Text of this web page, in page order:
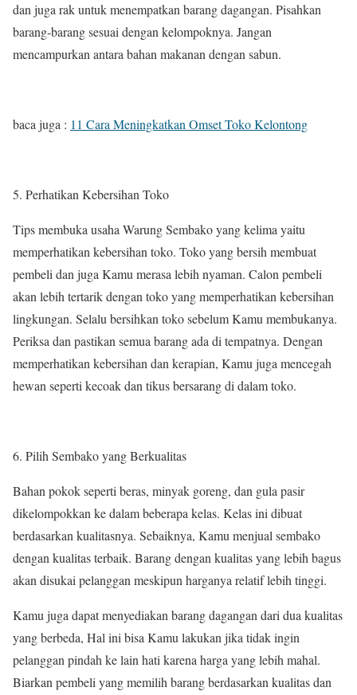
dan juga rak untuk menempatkan barang dagangan. Pisahkan
barang-barang sesuai dengan kelompoknya. Jangan
mencampurkan antara bahan makanan dengan sabun.
baca juga : 11 Cara Meningkatkan Omset Toko Kelontong
Perhatikan Kebersihan Toko
Tips membuka usaha Warung Sembako yang kelima yaitu
memperhatikan kebersihan toko. Toko yang bersih membuat
pembeli dan juga Kamu merasa lebih nyaman. Calon pembeli
akan lebih tertarik dengan toko yang memperhatikan kebersihan
lingkungan. Selalu bersihkan toko sebelum Kamu membukanya.
Periksa dan pastikan semua barang ada di tempatnya. Dengan
memperhatikan kebersihan dan kerapian, Kamu juga mencegah
hewan seperti kecoak dan tikus bersarang di dalam toko.
Pilih Sembako yang Berkualitas
Bahan pokok seperti beras, minyak goreng, dan gula pasir
dikelompokkan ke dalam beberapa kelas. Kelas ini dibuat
berdasarkan kualitasnya. Sebaiknya, Kamu menjual sembako
dengan kualitas terbaik. Barang dengan kualitas yang lebih bagus
akan disukai pelanggan meskipun harganya relatif lebih tinggi.
Kamu juga dapat menyediakan barang dagangan dari dua kualitas
yang berbeda, Hal ini bisa Kamu lakukan jika tidak ingin
pelanggan pindah ke lain hati karena harga yang lebih mahal.
Biarkan pembeli yang memilih barang berdasarkan kualitas dan